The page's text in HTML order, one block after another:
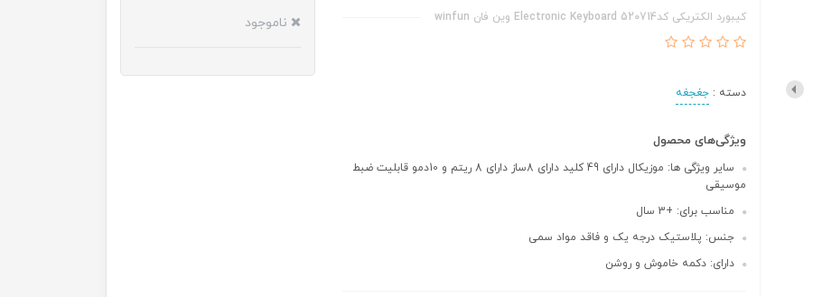
کیبورد الکتریکی کد520714 Electronic Keyboard وین فان winfun
دسته :جغجغه
ویژگی‌های محصول
سایر ویژگی ها: موزیکال دارای 49 کلید دارای 8ساز دارای 8 ریتم و 10دمو قابلیت ضبط
موسیقی
مناسب برای: +3 سال
جنس: پلاستیک درجه یک و فاقد مواد سمی
دارای: دکمه خاموش و روشن
ناموجود